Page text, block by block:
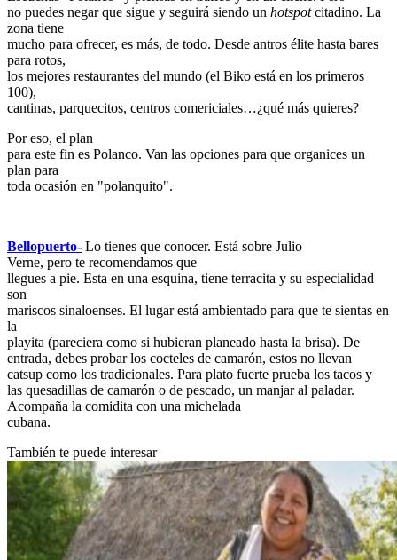
no puedes negar que sigue y seguirá siendo un hotspotcitadino. La
zona tiene
mucho para ofrecer, es más, de todo. Desde antros élite hasta bares
para rotos,
los mejores restaurantes del mundo (el Biko está en los primeros
100),
cantinas, parquecitos, centros comericiales…¿qué más quieres?
Por eso, el plan
para este fin es Polanco. Van las opciones para que organices un
plan para
toda ocasión en "polanquito".
Bellopuerto- Lo tienes que conocer. Está sobre Julio
Verne, pero te recomendamos que
llegues a pie. Esta en una esquina, tiene terracita y su especialidad
son
mariscos sinaloenses. El lugar está ambientado para que te sientas en
la
playita (pareciera como si hubieran planeado hasta la brisa). De
entrada, debes probar los cocteles de camarón, estos no llevan
catsup como los tradicionales. Para plato fuerte prueba los tacos y
las quesadillas de camarón o de pescado, un manjar al paladar.
Acompaña la comidita con una michelada
cubana.
También te puede interesar